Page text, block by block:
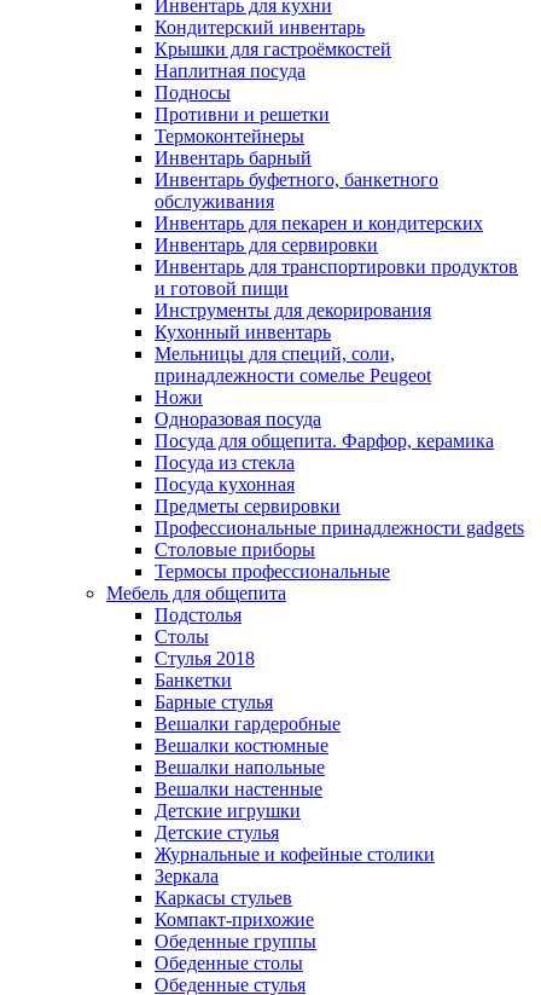
Инвентарь для кухни
Кондитерский инвентарь
Крышки для гастроёмкостей
Наплитная посуда
Подносы
Противни и решетки
Термоконтейнеры
Инвентарь барный
Инвентарь буфетного, банкетного
обслуживания
Инвентарь для пекарен и кондитерских
Инвентарь для сервировки
Инвентарь для транспортировки продуктов
и готовой пищи
Инструменты для декорирования
Кухонный инвентарь
Мельницы для специй, соли,
принадлежности сомелье Peugeot
Ножи
Одноразовая посуда
Посуда для общепита. Фарфор, керамика
Посуда из стекла
Посуда кухонная
Предметы сервировки
Профессиональные принадлежности gadgets
Столовые приборы
Термосы профессиональные
Мебель для общепита
Подстолья
Столы
Стулья 2018
Банкетки
Барные стулья
Вешалки гардеробные
Вешалки костюмные
Вешалки напольные
Вешалки настенные
Детские игрушки
Детские стулья
Журнальные и кофейные столики
Зеркала
Каркасы стульев
Компакт-прихожие
Обеденные группы
Обеденные столы
Обеденные стулья